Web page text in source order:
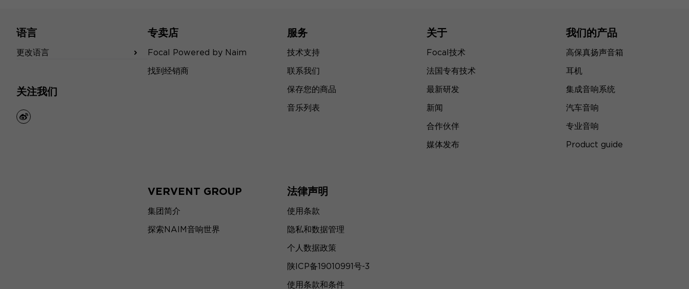
语言
更改语言
关注我们
weibo
专卖店
Focal Powered by Naim
找到经销商
服务
技术支持
联系我们
保存您的商品
音乐列表
关于
Focal技术
法国专有技术
最新研发
新闻
合作伙伴
媒体发布
我们的产品
高保真扬声音箱
耳机
集成音响系统
汽车音响
专业音响
Product guide
VERVENT GROUP
集团简介
探索NAIM音响世界
法律声明
使用条款
隐私和数据管理
个人数据政策
陕ICP备19010991号-3
使用条款和条件